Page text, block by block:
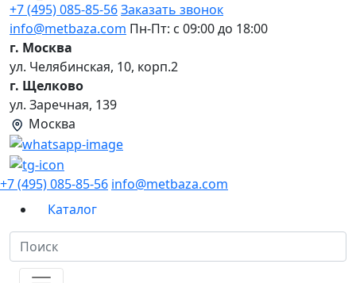
+7 (495) 085-85-56Заказать звонок
info@metbaza.com Пн-Пт: с 09:00 до 18:00
г. Москва
ул. Челябинская, 10, корп.2
г. Щелково
ул. Заречная, 139
Москва
+7 (495) 085-85-56 info@metbaza.com
Каталог